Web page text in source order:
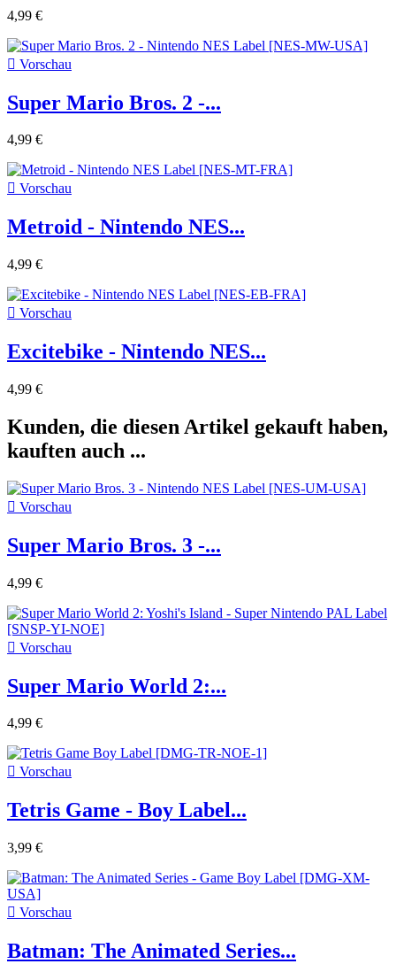
4,99 €
 Vorschau
Super Mario Bros. 2 -...
4,99 €
 Vorschau
Metroid - Nintendo NES...
4,99 €
 Vorschau
Excitebike - Nintendo NES...
4,99 €
Kunden, die diesen Artikel gekauft haben,
kauften auch ...
 Vorschau
Super Mario Bros. 3 -...
4,99 €
 Vorschau
Super Mario World 2:...
4,99 €
 Vorschau
Tetris Game - Boy Label...
3,99 €
 Vorschau
Batman: The Animated Series...